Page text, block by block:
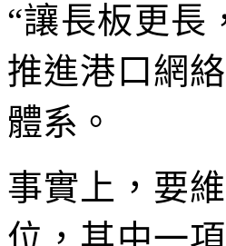
“讓長板更長
推進港口網
體系。
事實上，要